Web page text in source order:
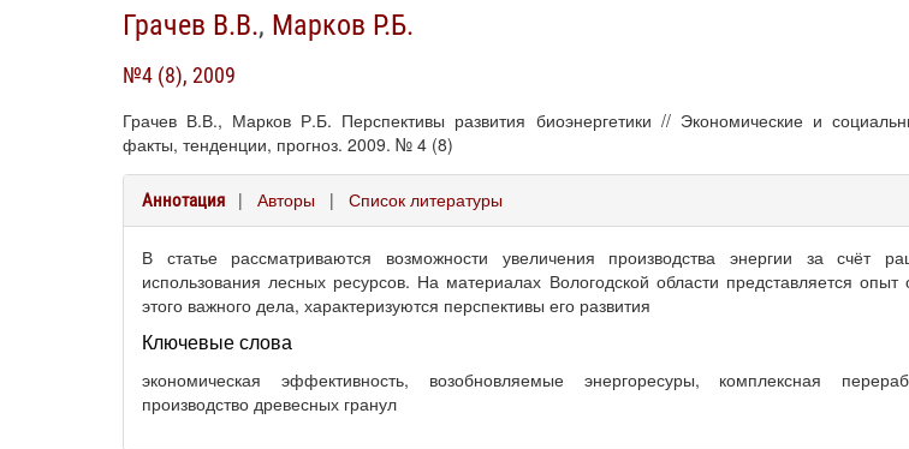
Грачев В.В., Марков Р.Б.
№4 (8), 2009
Грачев В.В., Марков Р.Б. Перспективы развития биоэнергетики // Экономические и
факты, тенденции, прогноз. 2009. № 4 (8)
Аннотация | Авторы | Список литературы
В статье рассматриваются возможности увеличения производства энергии за счёт
использования лесных ресурсов. На материалах Вологодской области представляется опыт
этого важного дела, характеризуются перспективы его развития
Ключевые слова
экономическая эффективность, возобновляемые энергоресуры, комплексная
производство древесных гранул